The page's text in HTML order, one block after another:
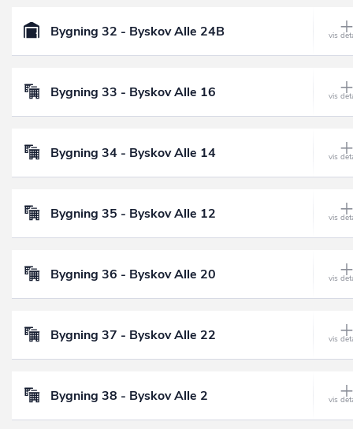
Bygning 32 - Byskov Alle 24B
Bygning 33 - Byskov Alle 16
Bygning 34 - Byskov Alle 14
Bygning 35 - Byskov Alle 12
Bygning 36 - Byskov Alle 20
Bygning 37 - Byskov Alle 22
Bygning 38 - Byskov Alle 2